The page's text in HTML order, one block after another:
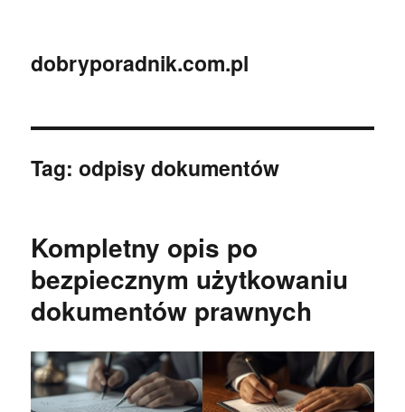
dobryporadnik.com.pl
Tag:odpisy dokumentów
Kompletny opis po
bezpiecznym użytkowaniu
dokumentów prawnych